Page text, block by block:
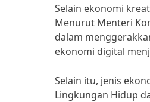
Selain ekonomi
Menurut Menteri
dalam
ekonomi digital
Selain itu, jenis
Lingkungan Hidup